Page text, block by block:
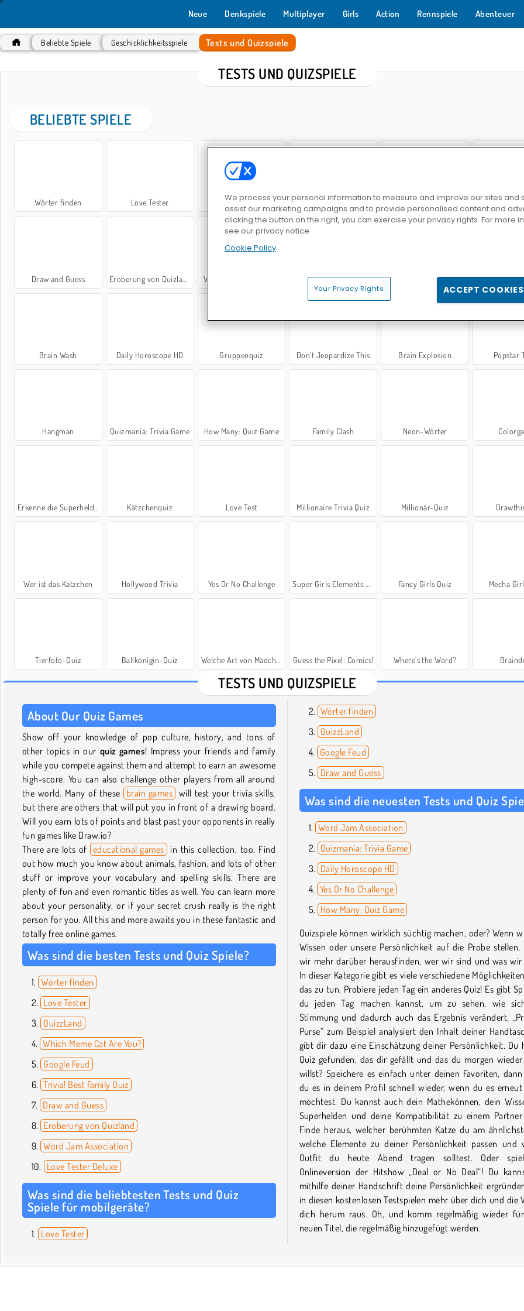
Neue Denkspiele Multiplayer Girls Action Rennspiele Abenteuer
Beliebte Spiele Geschicklichkeitsspiele Tests und Quizspiele
TESTS UND QUIZSPIELE
BELIEBTE SPIELE
Wörter finden Love Tester QuizzLand Which Meme Cat Are You? Google Feud Trivia! Best
Draw and Guess Eroberung von Quizland Word Jam Association Love Tester Deluxe MasterMind Emoji
Brain Wash Daily Horoscope HD Gruppenquiz Don't Jeopardize This Brain Explosion Popstar
Hangman Quizmania: Trivia Game How Many: Quiz Game Family Clash Neon-Wörter
Erkenne die Superhelden Kätzchenquiz Love Test Millionaire Trivia Quiz Millionär-Quiz
Wer ist das Kätzchen Hollywood Trivia Yes Or No Challenge Super Girls Elements Quiz Fancy Girls Quiz Mecha
Tierfoto-Quiz Ballkönigin-Quiz Welche Art von Mädchen bist du? Guess the Pixel: Comics! Where's the Word?
TESTS UND QUIZSPIELE
About Our Quiz Games
Show off your knowledge of pop culture, history, and tons of
other topics in our quiz games! Impress your friends and family
while you compete against them and attempt to earn an awesome
high-score. You can also challenge other players from all around
the world. Many of these brain games will test your trivia skills,
but there are others that will put you in front of a drawing board.
Will you earn lots of points and blast past your opponents in really
fun games like Draw.io?
There are lots of educational games in this collection, too. Find
out how much you know about animals, fashion, and lots of other
stuff or improve your vocabulary and spelling skills. There are
plenty of fun and even romantic titles as well. You can learn more
about your personality, or if your secret crush really is the right
person for you. All this and more awaits you in these fantastic and
totally free online games.
Was sind die besten Tests und Quiz Spiele?
Wörter finden
Love Tester
QuizzLand
Which Meme Cat Are You?
Google Feud
Trivia! Best Family Quiz
Draw and Guess
Eroberung von Quizland
Word Jam Association
Love Tester Deluxe
Was sind die beliebtesten Tests und Quiz
Spiele für mobilgeräte?
Love Tester
Wörter finden
QuizzLand
Google Feud
Draw and Guess
Was sind die neuesten Tests und Quiz
Word Jam Association
Quizmania: Trivia Game
Daily Horoscope HD
Yes Or No Challenge
How Many: Quiz Game
Quizspiele können wirklich süchtig machen, oder? Wenn
Wissen oder unsere Persönlichkeit auf die Probe stellen,
wir mehr darüber herausfinden, wer wir sind und was wir
In dieser Kategorie gibt es viele verschiedene
das zu tun. Probiere jeden Tag ein anderes Quiz! Es gibt
du jeden Tag machen kannst, um zu sehen, wie
Stimmung und dadurch auch das Ergebnis verändert.
Purse“ zum Beispiel analysiert den Inhalt deiner
gibt dir dazu eine Einschätzung deiner Persönlichkeit. Du
Quiz gefunden, das dir gefällt und das du morgen wieder
willst? Speichere es einfach unter deinen Favoriten,
du es in deinem Profil schnell wieder, wenn du es erneut
möchtest. Du kannst auch dein Mathekönnen, dein
Superhelden und deine Kompatibilität zu einem
Finde heraus, welcher berühmten Katze du am
welche Elemente zu deiner Persönlichkeit passen und
Outfit du heute Abend tragen solltest. Oder
Onlineversion der Hitshow „Deal or No Deal“! Du
mithilfe deiner Handschrift deine Persönlichkeit
in diesen kostenlosen Testspielen mehr über dich und die
dich herum raus. Oh, und komm regelmäßig wieder
neuen Titel, die regelmäßig hinzugefügt werden.
We process your personal information to measure and improve our sites and
assist our marketing campaigns and to provide personalised content and
clicking the button on the right, you can exercise your privacy rights. For more
see our privacy notice
Cookie Policy
Your Privacy Rights ACCEPT COOKIES